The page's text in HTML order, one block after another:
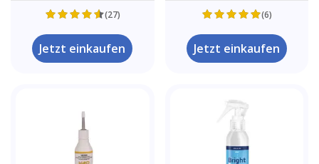
(27)
Jetzt einkaufen
(6)
Jetzt einkaufen